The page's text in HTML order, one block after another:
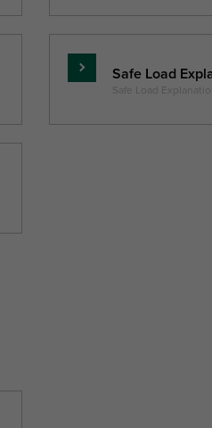
MehrSafe Load
Safe Load Explanation